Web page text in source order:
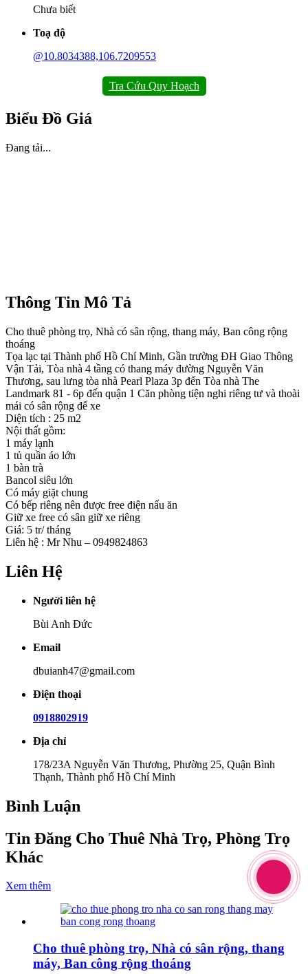
Chưa biết
Toạ độ
@10.8034388,106.7209553
Tra Cứu Quy Hoạch
Biểu Đồ Giá
Đang tải...
Thông Tin Mô Tả
Cho thuê phòng trọ, Nhà có sân rộng, thang máy, Ban công rộng
thoáng
Tọa lạc tại Thành phố Hồ Chí Minh, Gần trường ĐH Giao Thông
Vận Tải, Tòa nhà 4 tầng có thang máy đường Nguyễn Văn
Thương, sau lưng tòa nhà Pearl Plaza 3p đến Tòa nhà The
Landmark 81 - 6p đến quận 1 Căn phòng tiện nghi riêng tư và thoài
mái có sân rộng để xe
Diện tích : 25 m2
Nội thất gồm:
1 máy lạnh
1 tủ quần áo lớn
1 bàn trà
Bancol siêu lớn
Có máy giặt chung
Có bếp riêng nên được free điện nấu ăn
Giữ xe free có sân giữ xe riêng
Giá: 5 tr/ tháng
Liên hệ : Mr Nhu – 0949824863
Liên Hệ
Người liên hệ
Bùi Anh Đức
Email
dbuianh47@gmail.com
Điện thoại
0918802919
Địa chỉ
178/23A Nguyễn Văn Thương, Phường 25, Quận Bình
Thạnh, Thành phố Hồ Chí Minh
Bình Luận
Tin Đăng Cho Thuê Nhà Trọ, Phòng Trọ
Khác
Xem thêm
Cho thuê phòng trọ, Nhà có sân rộng, thang
máy, Ban công rộng thoáng